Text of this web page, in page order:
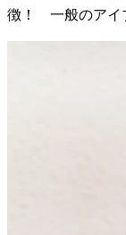
徴！ 一般のアイ